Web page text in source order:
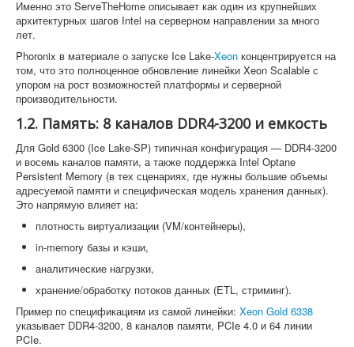
Именно это ServeTheHome описывает как один из крупнейших
архитектурных шагов Intel на серверном направлении за много
лет.
Phoronix в материале о запуске Ice Lake-Xeon концентрируется на
том, что это полноценное обновление линейки Xeon Scalable с
упором на рост возможностей платформы и серверной
производительности.
1.2. Память: 8 каналов DDR4-3200 и емкость
Для Gold 6300 (Ice Lake-SP) типичная конфигурация — DDR4-3200
и восемь каналов памяти, а также поддержка Intel Optane
Persistent Memory (в тех сценариях, где нужны большие объемы
адресуемой памяти и специфическая модель хранения данных).
Это напрямую влияет на:
плотность виртуализации (VM/контейнеры),
in-memory базы и кэши,
аналитические нагрузки,
хранение/обработку потоков данных (ETL, стриминг).
Пример по спецификациям из самой линейки: Xeon Gold 6338
указывает DDR4-3200, 8 каналов памяти, PCIe 4.0 и 64 линии
PCIe.